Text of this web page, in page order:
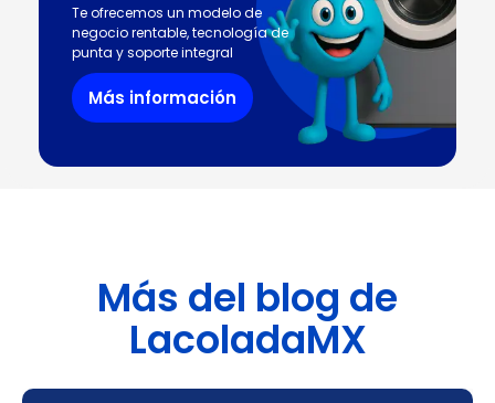
Te ofrecemos un modelo de
negocio rentable, tecnología de
punta y soporte integral
Más información
Más del blog de
LacoladaMX